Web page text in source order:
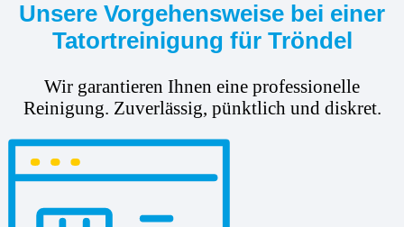
Unsere Vorgehensweise bei einer
Tatortreinigung für Tröndel
Wir garantieren Ihnen eine professionelle
Reinigung. Zuverlässig, pünktlich und diskret.